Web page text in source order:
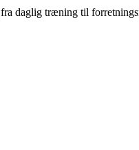
daglig træning til